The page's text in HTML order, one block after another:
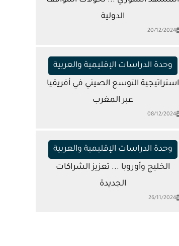
الدولية
20/12/2024
وحدة الدراسات الإقليمية والعربية
استراتيجية التوسع الصيني في أفريقيا
عبر المغرب
08/12/2024
وحدة الدراسات الإقليمية والعربية
الخليج وأوروبا ... تعزيز الشراكات
الجديدة
26/11/2024